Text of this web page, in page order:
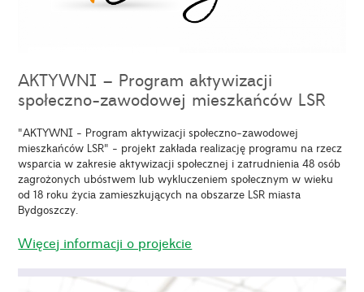
AKTYWNI – Program aktywizacji
społeczno-zawodowej mieszkańców LSR
"AKTYWNI - Program aktywizacji społeczno-zawodowej
mieszkańców LSR" - projekt zakłada realizację programu na rzecz
wsparcia w zakresie aktywizacji społecznej i zatrudnienia 48 osób
zagrożonych ubóstwem lub wykluczeniem społecznym w wieku
od 18 roku życia zamieszkujących na obszarze LSR miasta
Bydgoszczy.
Więcej informacji o projekcie